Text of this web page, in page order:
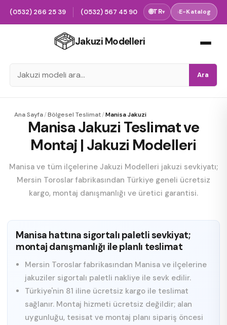
(0532) 266 25 39 (0532) 567 45 90 🌐TR▾ ›E-Katalog
Jakuzi Modelleri
Ara
Ana Sayfa/Bölgesel Teslimat/Manisa Jakuzi
Manisa Jakuzi Teslimat ve
Montaj | Jakuzi Modelleri
Manisa ve tüm ilçelerine Jakuzi Modelleri jakuzi sevkiyatı;
Mersin Toroslar fabrikasından Türkiye geneli ücretsiz
kargo, montaj danışmanlığı ve üretici garantisi.
Manisa hattına sigortalı paletli sevkiyat;
montaj danışmanlığı ile planlı teslimat
Mersin Toroslar fabrikasından Manisa ve ilçelerine
jakuziler sigortalı paletli nakliye ile sevk edilir.
Türkiye'nin 81 iline ücretsiz kargo ile teslimat
sağlanır. Montaj hizmeti ücretsiz değildir; alan
uygunluğu, tesisat ve montaj planı sipariş öncesi